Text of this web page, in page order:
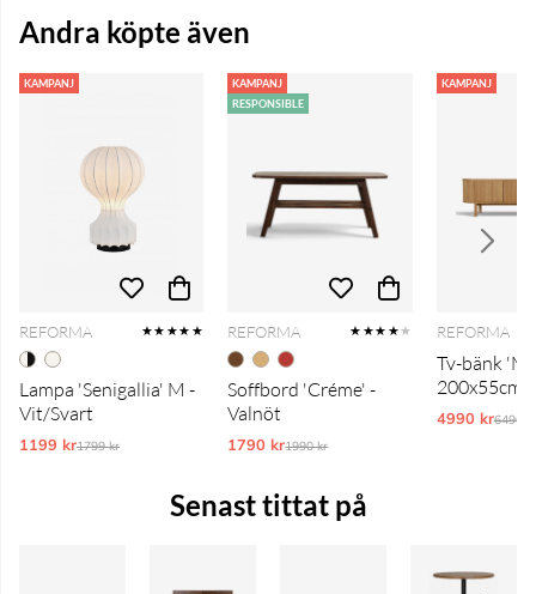
Andra köpte även
KAMPANJ
REFORMA ★★★★★
Lampa 'Senigallia' M -
Vit/Svart
1199 krOrdinarie pris:
1799 kr
KAMPANJ
RESPONSIBLE
REFORMA ★★★★★
Soffbord 'Créme' -
Valnöt
1790 krOrdinarie pris:
1990 kr
KAMPANJ
REFORMA
Tv-bänk
200x55cm
4990 kr6490 kr
Senast tittat på